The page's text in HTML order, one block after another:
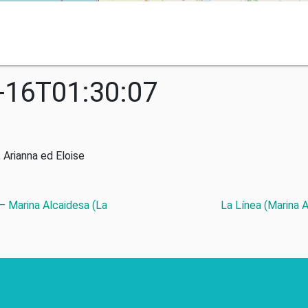
ed Eloise
Marina Alcaidesa (La La Línea (Marina